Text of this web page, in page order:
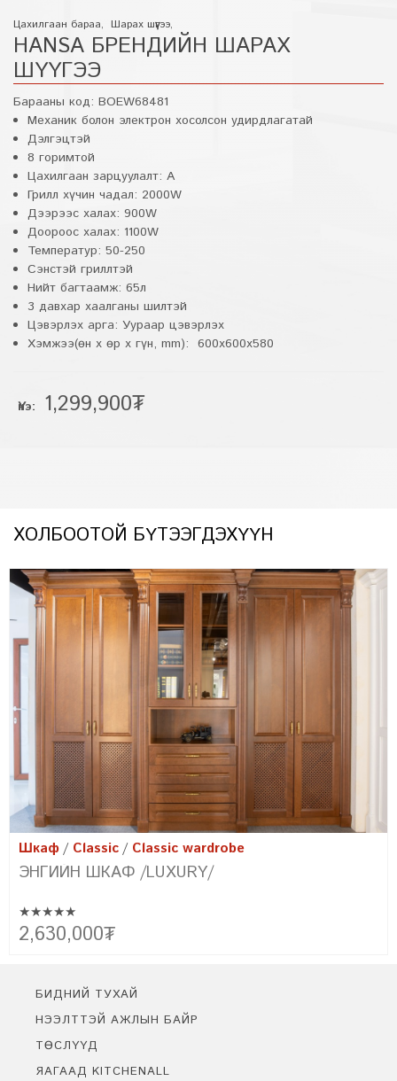
Цахилгаан бараа, Шарах шүүгээ,
HANSA БРЕНДИЙН ШАРАХ
ШҮҮГЭЭ
Барааны код: BOEW68481
Механик болон электрон хосолсон удирдлагатай
Дэлгэцтэй
8 горимтой
Цахилгаан зарцуулалт: А
Грилл хүчин чадал: 2000W
Дээрээс халах: 900W
Доороос халах: 1100W
Температур: 50-250
Сэнстэй гриллтэй
Нийт багтаамж: 65л
3 давхар хаалганы шилтэй
Цэвэрлэх арга: Уураар цэвэрлэх
Хэмжээ(өн x өр x гүн, mm): 600x600x580
Үнэ: 1,299,900₮
ХОЛБООТОЙ БҮТЭЭГДЭХҮҮН
Шкаф Classic Classic wardrobe
ЭНГИЙН ШКАФ /FARMHOUSE/
Эртний сонгодог болон орчин үеийн хэв маягийн хамтад нь
цогцлоосон бидний төгс бүтээл FARMHOUSE-г танилцуулж
бүтээх болсноор үүссэн юм.
2,150,000₮
★★★★★
БИДНИЙ ТУХАЙ
НЭЭЛТТЭЙ АЖЛЫН БАЙР
ТӨСЛҮҮД
ЯАГААД KITCHENALL